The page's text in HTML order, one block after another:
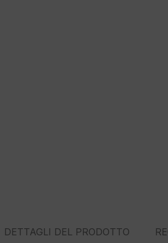
DETTAGLI DEL PRODOTTO